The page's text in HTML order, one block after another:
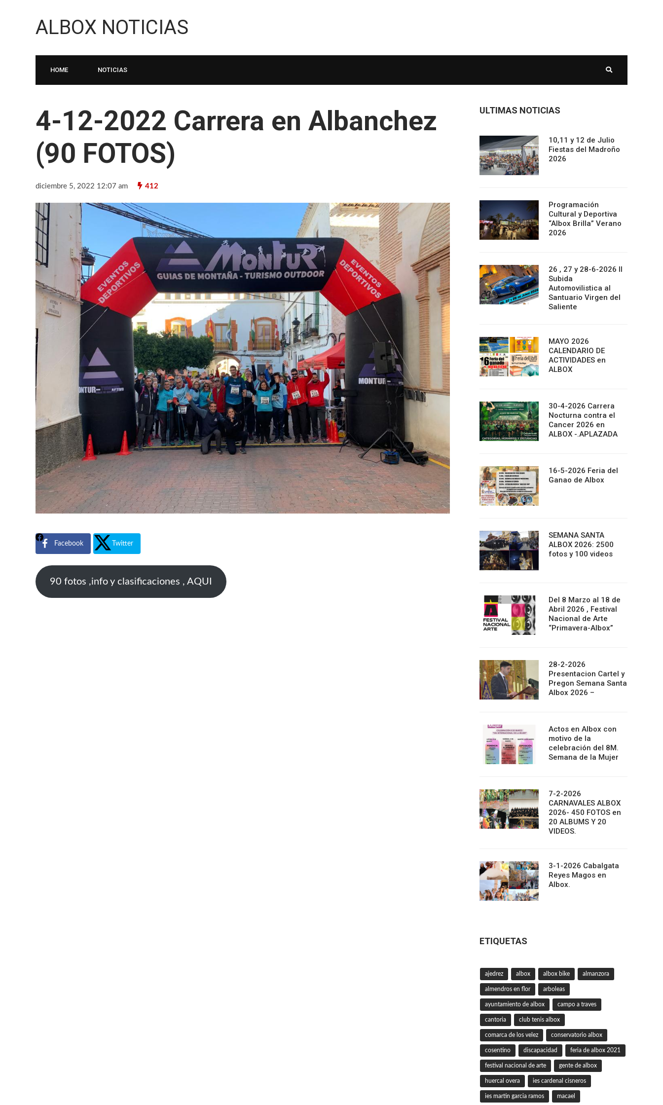
ALBOX NOTICIAS
HOME NOTICIAS
4-12-2022 Carrera en Albanchez
(90 FOTOS)
diciembre 5, 2022 12:07 am 412
Facebook Twitter
90 fotos ,info y clasificaciones , AQUI
ULTIMAS NOTICIAS
10,11 y 12 de Julio
Fiestas del Madroño
2026
Programación
Cultural y Deportiva
“Albox Brilla” Verano
2026
26 , 27 y 28-6-2026 II
Subida
Automovilistica al
Santuario Virgen del
Saliente
MAYO 2026
CALENDARIO DE
ACTIVIDADES en
ALBOX
30-4-2026 Carrera
Nocturna contra el
Cancer 2026 en
ALBOX -.APLAZADA
16-5-2026 Feria del
Ganao de Albox
SEMANA SANTA
ALBOX 2026: 2500
fotos y 100 videos
Del 8 Marzo al 18 de
Abril 2026 , Festival
Nacional de Arte
“Primavera-Albox”
28-2-2026
Presentacion Cartel y
Pregon Semana Santa
Albox 2026 –
Actos en Albox con
motivo de la
celebración del 8M.
Semana de la Mujer
7-2-2026
CARNAVALES ALBOX
2026- 450 FOTOS en
20 ALBUMS Y 20
VIDEOS.
3-1-2026 Cabalgata
Reyes Magos en
Albox.
ETIQUETAS
ajedrez albox albox bike almanzora
almendros en flor arboleas
ayuntamiento de albox campo a traves
cantoria club tenis albox
comarca de los velez conservatorio albox
cosentino discapacidad feria de albox 2021
festival nacional de arte gente de albox
huercal overa ies cardenal cisneros
ies martin garcia ramos macael